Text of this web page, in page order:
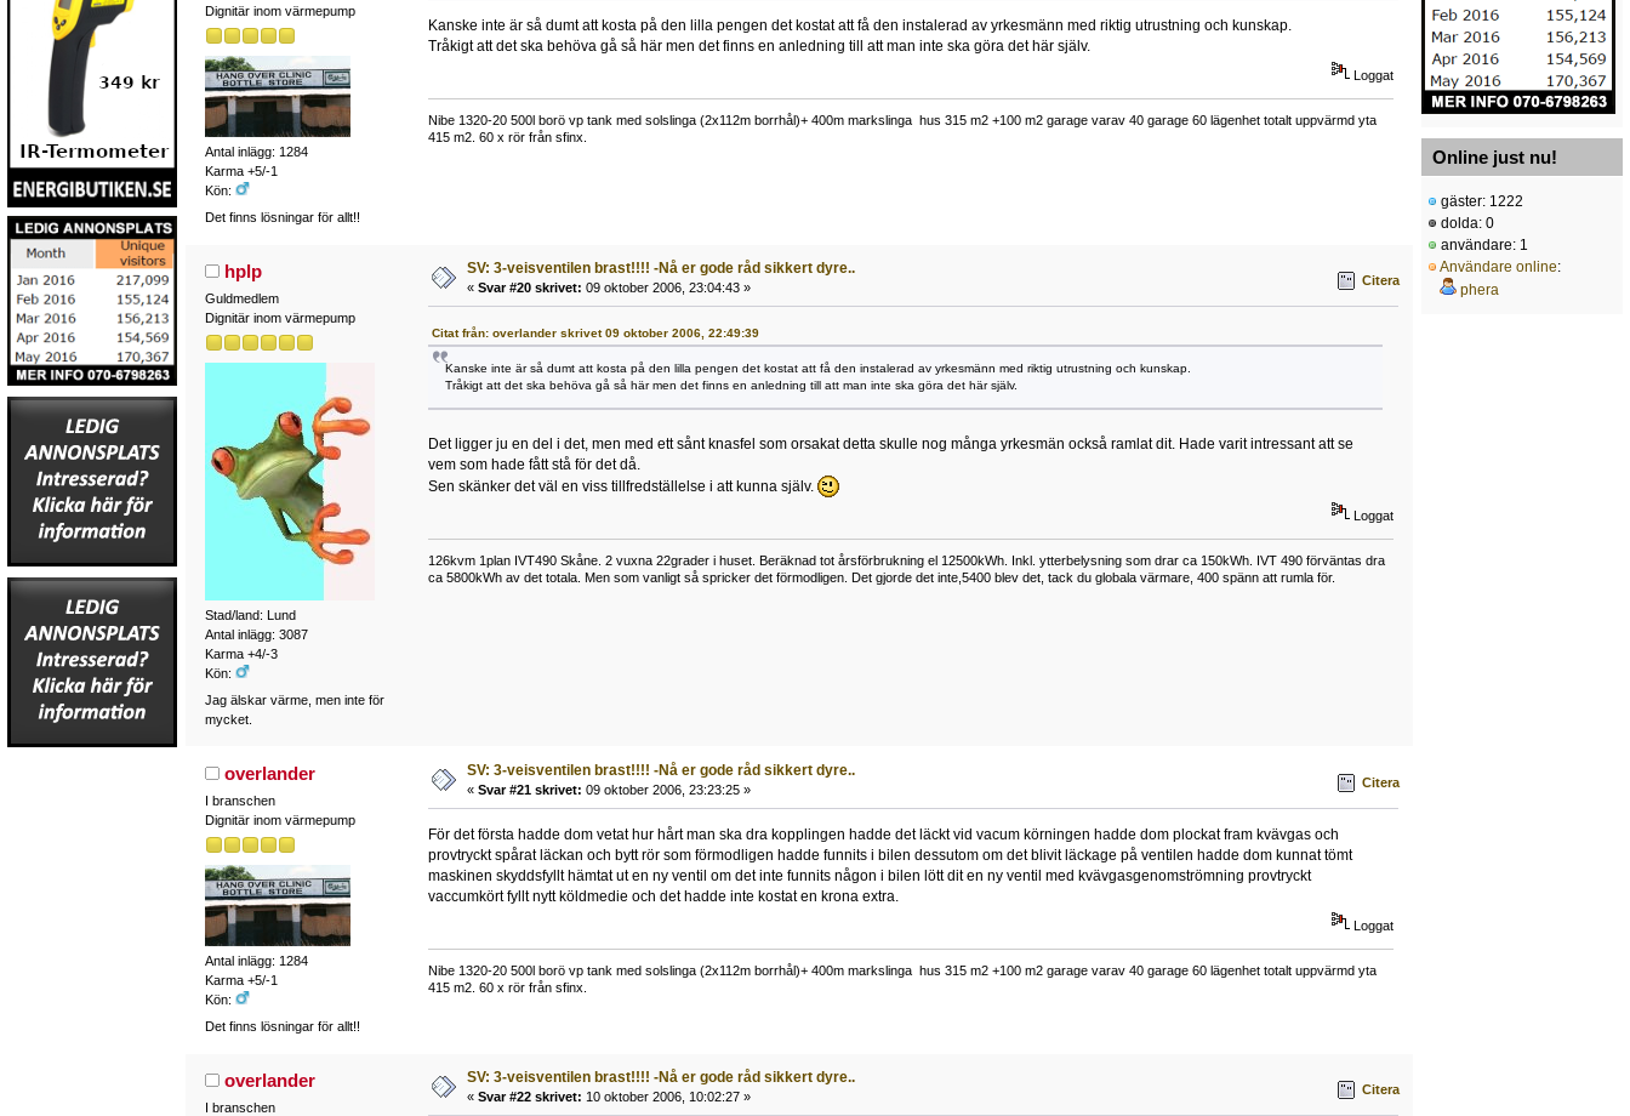
Dignitär inom värmepump
Antal inlägg: 1284
Karma +5/-1
Kön:
Det finns lösningar för allt!!
Kanske inte är så dumt att kosta på den lilla pengen det kostat att få den instalerad av yrkesmänn med riktig utrustning och kunskap.
Tråkigt att det ska behöva gå så här men det finns en anledning till att man inte ska göra det här själv.
Loggat
Nibe 1320-20 500l borö vp tank med solslinga (2x112m borrhål)+ 400m markslinga hus 315 m2 +100 m2 garage varav 40 garage 60 lägenhet totalt uppvärmd yta
415 m2. 60 x rör från sfinx.
hplp
Guldmedlem
Dignitär inom värmepump
Stad/land: Lund
Antal inlägg: 3087
Karma +4/-3
Kön:
Jag älskar värme, men inte för
mycket.
SV: 3-veisventilen brast!!!! -Nå er gode råd sikkert dyre..
« Svar #20 skrivet: 09 oktober 2006, 23:04:43 » Citera
Citat från: overlander skrivet 09 oktober 2006, 22:49:39
Kanske inte är så dumt att kosta på den lilla pengen det kostat att få den instalerad av yrkesmänn med riktig utrustning och kunskap.
Tråkigt att det ska behöva gå så här men det finns en anledning till att man inte ska göra det här själv.
Det ligger ju en del i det, men med ett sånt knasfel som orsakat detta skulle nog många yrkesmän också ramlat dit. Hade varit intressant att se
vem som hade fått stå för det då.
Sen skänker det väl en viss tillfredställelse i att kunna själv.
Loggat
126kvm 1plan IVT490 Skåne. 2 vuxna 22grader i huset. Beräknad tot årsförbrukning el 12500kWh. Inkl. ytterbelysning som drar ca 150kWh. IVT 490 förväntas dra
ca 5800kWh av det totala. Men som vanligt så spricker det förmodligen. Det gjorde det inte,5400 blev det, tack du globala värmare, 400 spänn att rumla för.
overlander
I branschen
Dignitär inom värmepump
Antal inlägg: 1284
Karma +5/-1
Kön:
Det finns lösningar för allt!!
SV: 3-veisventilen brast!!!! -Nå er gode råd sikkert dyre..
« Svar #21 skrivet: 09 oktober 2006, 23:23:25 » Citera
För det första hadde dom vetat hur hårt man ska dra kopplingen hadde det läckt vid vacum körningen hadde dom plockat fram kvävgas och
provtryckt spårat läckan och bytt rör som förmodligen hadde funnits i bilen dessutom om det blivit läckage på ventilen hadde dom kunnat tömt
maskinen skyddsfyllt hämtat ut en ny ventil om det inte funnits någon i bilen lött dit en ny ventil med kvävgasgenomströmning provtryckt
vaccumkört fyllt nytt köldmedie och det hadde inte kostat en krona extra.
Loggat
Nibe 1320-20 500l borö vp tank med solslinga (2x112m borrhål)+ 400m markslinga hus 315 m2 +100 m2 garage varav 40 garage 60 lägenhet totalt uppvärmd yta
415 m2. 60 x rör från sfinx.
overlander
I branschen
SV: 3-veisventilen brast!!!! -Nå er gode råd sikkert dyre..
« Svar #22 skrivet: 10 oktober 2006, 10:02:27 » Citera
Online just nu!
gäster: 1222
dolda: 0
användare: 1
Användare online:
phera